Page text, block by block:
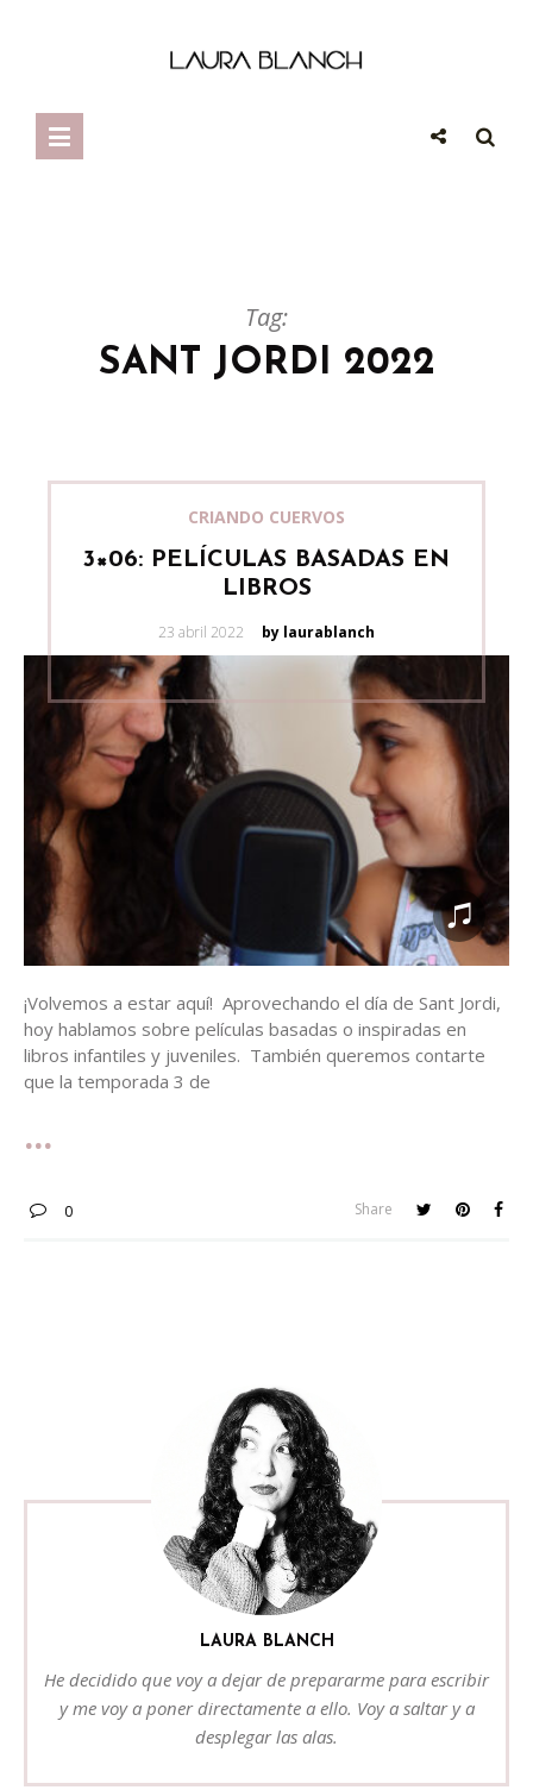
Tag:
SANT JORDI 2022
CRIANDO CUERVOS
3×06: PELÍCULAS BASADAS EN
LIBROS
Posted
23 abril 2022 by laurablanch
¡Volvemos a estar aquí! Aprovechando el día de Sant Jordi,
hoy hablamos sobre películas basadas o inspiradas en
libros infantiles y juveniles. También queremos contarte
que la temporada 3 de
0 Share
LAURA BLANCH
He decidido que voy a dejar de prepararme para escribir
y me voy a poner directamente a ello. Voy a saltar y a
desplegar las alas.